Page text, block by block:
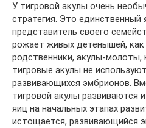
У тигровой акулы очень
стратегия. Это единственный
представитель своего
рожает живых детенышей, как
родственники, акулы-молоты,
тигровые акулы не
развивающихся эмбрионов.
тигровой акулы развиваются
яиц на начальных этапах
истощается, развивающийся